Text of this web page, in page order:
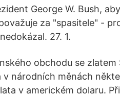
George W. Bush,
za "spasitele" -
27. 1.
obchodu se zlatem
národních měnách
v americkém dolaru.